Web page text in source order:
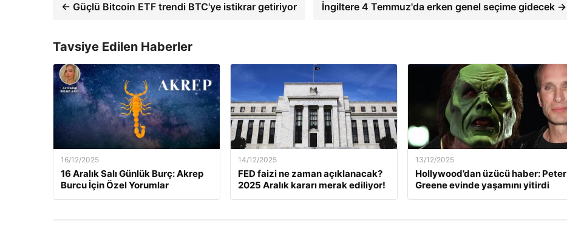
← Güçlü Bitcoin ETF trendi BTC'ye istikrar getiriyor İngiltere 4 Temmuz'da erken genel seçime gidecek →
Tavsiye Edilen Haberler
16/12/2025
16 Aralık Salı Günlük Burç: Akrep
Burcu İçin Özel Yorumlar
14/12/2025
FED faizi ne zaman açıklanacak?
2025 Aralık kararı merak ediliyor!
13/12/2025
Hollywood’dan üzücü haber: Peter
Greene evinde yaşamını yitirdi